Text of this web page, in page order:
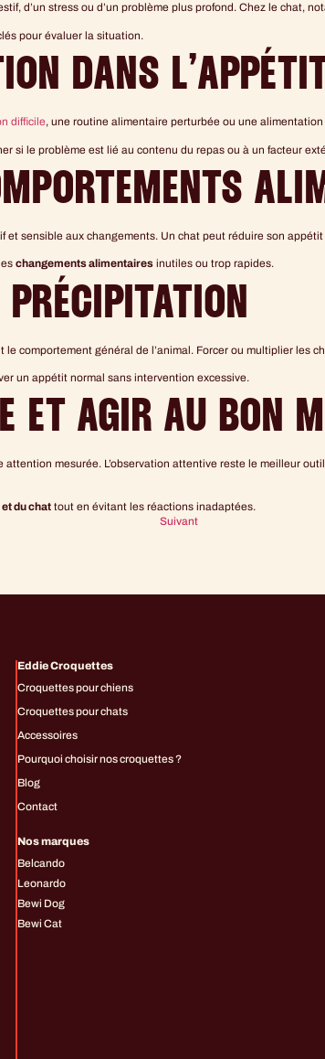
d’un stress ou d’un problème plus profond. Chez le chat,
pour évaluer la situation.
DANS L’APPÉTIT
difficile, une routine alimentaire perturbée ou une
si le problème est lié au contenu du repas ou à un facteur
sensible aux changements. Un chat peut réduire son
changements alimentaires inutiles ou trop rapides.
comportement général de l’animal. Forcer ou multiplier les
un appétit normal sans intervention excessive.
ET AGIR AU BON
mesurée. L’observation attentive reste le meilleur
du chat tout en évitant les réactions inadaptées.
Suivant
Eddie Croquettes
Croquettes pour chiens
Croquettes pour chats
Accessoires
Pourquoi choisir nos croquettes ?
Blog
Contact
Nos marques
Belcando
Leonardo
Bewi Dog
Bewi Cat